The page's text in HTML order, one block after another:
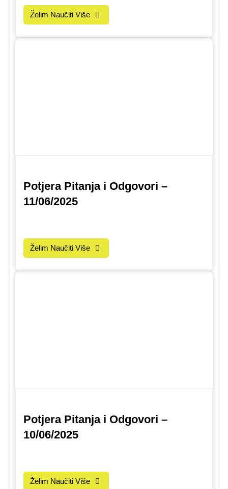
Želim Naučiti Više
Potjera Pitanja i Odgovori –
11/06/2025
Želim Naučiti Više
Potjera Pitanja i Odgovori –
10/06/2025
Želim Naučiti Više